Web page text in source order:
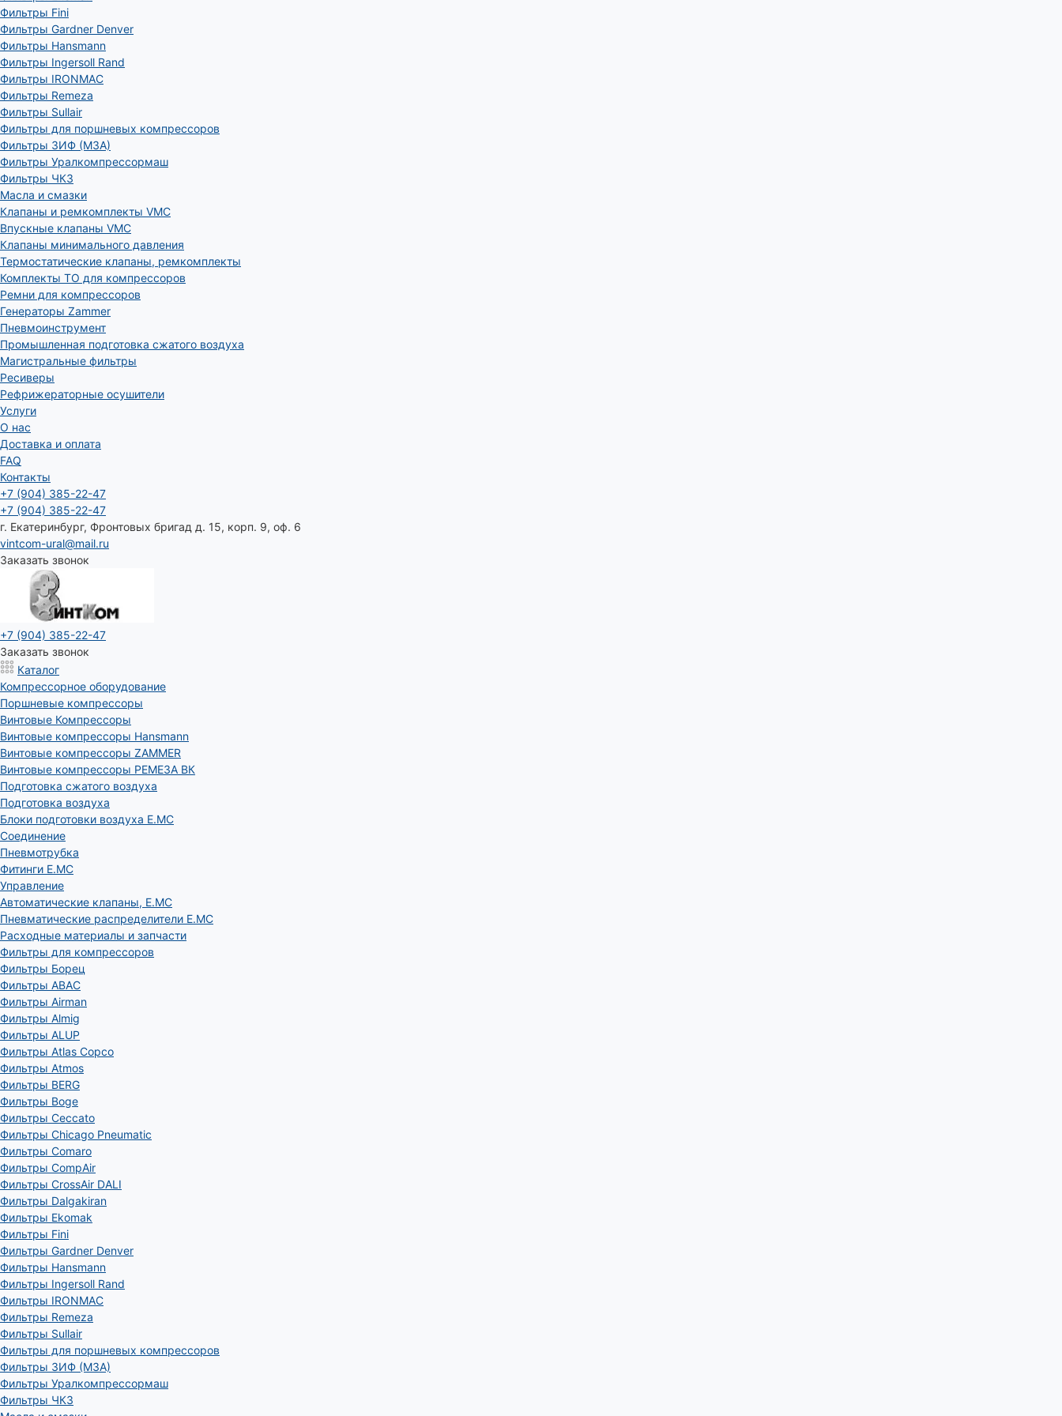
Фильтры Fini
Фильтры Gardner Denver
Фильтры Hansmann
Фильтры Ingersoll Rand
Фильтры IRONMAC
Фильтры Remeza
Фильтры Sullair
Фильтры для поршневых компрессоров
Фильтры ЗИФ (МЗА)
Фильтры Уралкомпрессормаш
Фильтры ЧКЗ
Масла и смазки
Клапаны и ремкомплекты VMC
Впускные клапаны VMC
Клапаны минимального давления
Термостатические клапаны, ремкомплекты
Комплекты ТО для компрессоров
Ремни для компрессоров
Генераторы Zammer
Пневмоинструмент
Промышленная подготовка сжатого воздуха
Магистральные фильтры
Ресиверы
Рефрижераторные осушители
Услуги
О нас
Доставка и оплата
FAQ
Контакты
+7 (904) 385-22-47
+7 (904) 385-22-47
г. Екатеринбург, Фронтовых бригад д. 15, корп. 9, оф. 6
vintcom-ural@mail.ru
Заказать звонок
+7 (904) 385-22-47
Заказать звонок
Каталог
Компрессорное оборудование
Поршневые компрессоры
Винтовые Компрессоры
Винтовые компрессоры Hansmann
Винтовые компрессоры ZAMMER
Винтовые компрессоры РЕМЕЗА ВК
Подготовка сжатого воздуха
Подготовка воздуха
Блоки подготовки воздуха E.MC
Соединение
Пневмотрубка
Фитинги E.MC
Управление
Автоматические клапаны, Е.МС
Пневматические распределители E.MC
Расходные материалы и запчасти
Фильтры для компрессоров
Фильтры Борец
Фильтры ABAC
Фильтры Airman
Фильтры Almig
Фильтры ALUP
Фильтры Atlas Copco
Фильтры Atmos
Фильтры BERG
Фильтры Boge
Фильтры Ceccato
Фильтры Chicago Pneumatic
Фильтры Comaro
Фильтры CompAir
Фильтры CrossAir DALI
Фильтры Dalgakiran
Фильтры Ekomak
Фильтры Fini
Фильтры Gardner Denver
Фильтры Hansmann
Фильтры Ingersoll Rand
Фильтры IRONMAC
Фильтры Remeza
Фильтры Sullair
Фильтры для поршневых компрессоров
Фильтры ЗИФ (МЗА)
Фильтры Уралкомпрессормаш
Фильтры ЧКЗ